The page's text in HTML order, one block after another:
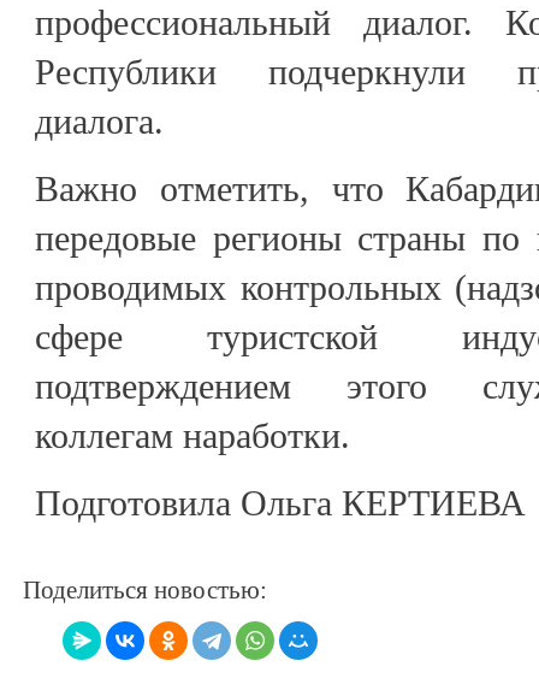
профессиональный диалог.
Республики подчеркнули
диалога.
Важно отметить, что
передовые регионы страны по
проводимых контрольных
сфере туристской
подтверждением этого
коллегам наработки.
Подготовила Ольга КЕРТИЕВА
Поделиться новостью: